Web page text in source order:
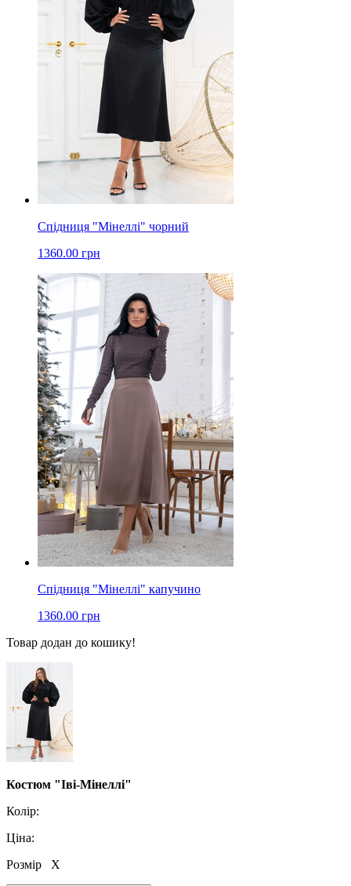
Спідниця "Мінеллі" чорний
1360.00 грн
Спідниця "Мінеллі" капучино
1360.00 грн
Товар додан до кошику!
Костюм "Іві-Мінеллі"
Колір:
Ціна:
Розмір
X